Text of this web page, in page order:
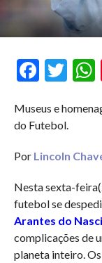
Facebook
Museus e
do Futebol.
Por Lincoln
Nesta sexta-
futebol se
Arantes do
complicações de
planeta inteiro.